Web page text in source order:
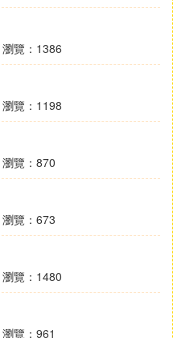
瀏覽：1386
瀏覽：1198
瀏覽：870
瀏覽：673
瀏覽：1480
瀏覽：961